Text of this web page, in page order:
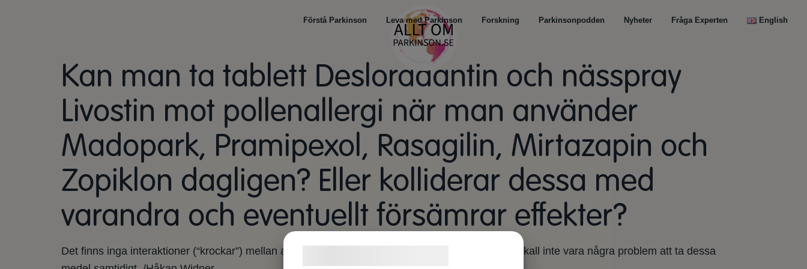
Förstå Parkinson Leva med Parkinson Forskning Parkinsonpodden Nyheter Fråga Experten English
Kan man ta tablett Desloradantin och nässpray
Livostin mot pollenallergi när man använder
Madopark, Pramipexol, Rasagilin, Mirtazapin och
Zopiklon dagligen? Eller kolliderar dessa med
varandra och eventuellt försämrar effekter?
Det finns inga interaktioner (“krockar”) mellan anti-allergi medel och Parkinsons sjukdom så det skall inte vara några problem att ta dessa